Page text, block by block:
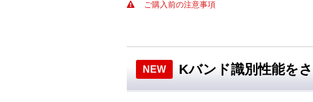
ご購入前の注意事項
NEW Kバンド識別性能を